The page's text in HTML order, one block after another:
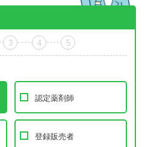
3 4 5
認定薬剤師
登録販売者